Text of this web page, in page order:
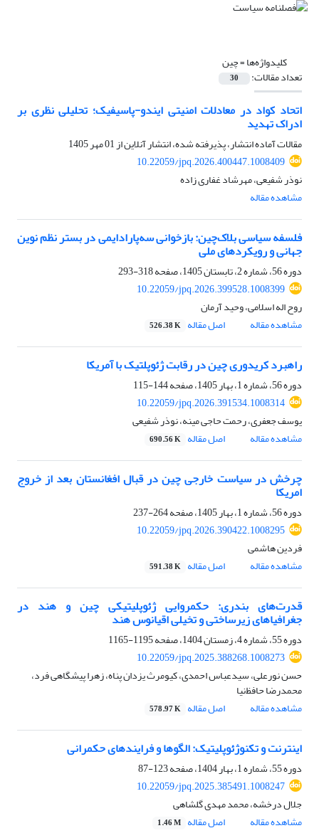
کلیدواژه‌ها =چین
تعداد مقالات: 30
اتحاد کواد در معادلات امنیتی ایندو-پاسیفیک؛ تحلیلی نظری بر
ادراک تهدید
مقالات آماده انتشار، پذیرفته شده، انتشار آنلاین از01 مهر 1405
10.22059/jpq.2026.400447.1008409
نوذر شفیعی، مهرشاد غفاری زاده
مشاهده مقاله
فلسفه سیاسی بلاک‌چین: بازخوانی سه‌پارادایمی در بستر نظم نوین
جهانی و رویکردهای ملی
دوره 56، شماره 2، تابستان 1405، صفحه
318-293
10.22059/jpq.2026.399528.1008399
روح اله اسلامی، وحید آرمان
مشاهده مقاله
اصل مقاله 526.38 K
راهبرد کریدوری چین در رقابت ژئوپلتیک با آمریکا
دوره 56، شماره 1، بهار 1405، صفحه
144-115
10.22059/jpq.2026.391534.1008314
یوسف جعفری، رحمت حاجی مینه، نوذر شفیعی
مشاهده مقاله
اصل مقاله 690.56 K
چرخش در سیاست خارجی چین در قبال افغانستان بعد از خروج
امریکا
دوره 56، شماره 1، بهار 1405، صفحه
264-237
10.22059/jpq.2026.390422.1008295
فردین هاشمی
مشاهده مقاله
اصل مقاله 591.38 K
قدرت‌های بندری: حکمروایی ژئوپلیتیکی چین و هند در
جغرافیاهای زیرساختی و تخیلی اقیانوس هند
دوره 55، شماره 4، زمستان 1404، صفحه
1195-1165
10.22059/jpq.2025.388268.1008273
حسن نورعلی، سیدعباس احمدی، کیومرث یزدان پناه، زهرا پیشگاهی فرد،
محمدرضا حافظ‌نیا
مشاهده مقاله
اصل مقاله 578.97 K
اینترنت و تکنوژئوپلیتیک: الگوها و فرایندهای حکمرانی
دوره 55، شماره 1، بهار 1404، صفحه
123-87
10.22059/jpq.2025.385491.1008247
جلال درخشه، محمد مهدی گلشاهی
مشاهده مقاله
اصل مقاله 1.46 M